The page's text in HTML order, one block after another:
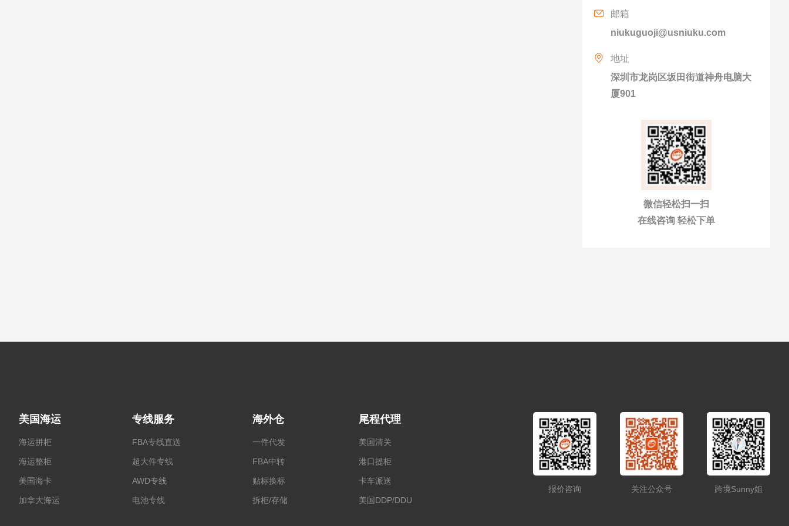
邮箱
niukuguoji@usniuku.com
地址
深圳市龙岗区坂田街道神舟电脑大
厦901
微信轻松扫一扫
在线咨询 轻松下单
美国海运
海运拼柜
海运整柜
美国海卡
加拿大海运
专线服务
FBA专线直送
超大件专线
AWD专线
电池专线
海外仓
一件代发
FBA中转
贴标换标
拆柜/存储
尾程代理
美国清关
港口提柜
卡车派送
美国DDP/DDU
报价咨询 关注公众号 跨境Sunny姐